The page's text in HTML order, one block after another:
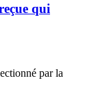
qui
par la